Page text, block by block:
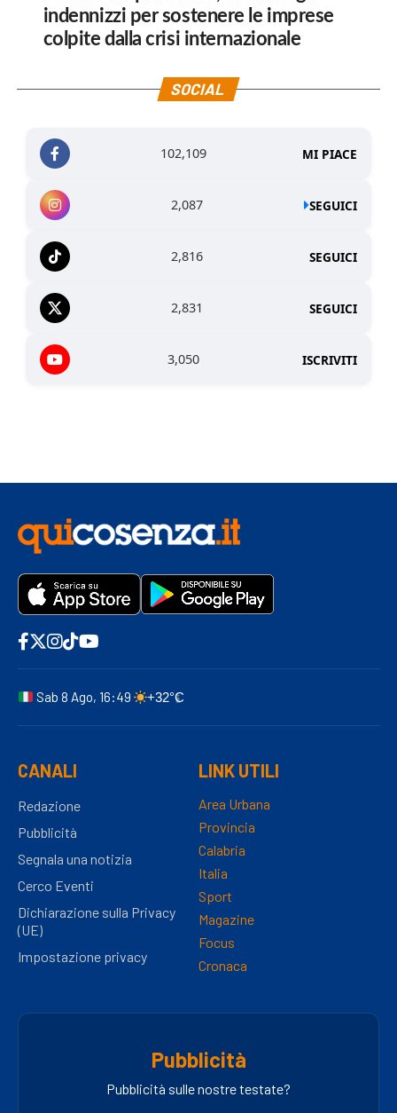
indennizzi per sostenere le imprese
colpite dalla crisi internazionale
SOCIAL
102,109 MI PIACE
2,087 SEGUICI
2,816 SEGUICI
2,831 SEGUICI
3,050 ISCRIVITI
Sab 8 Ago, 16:49 +32°C
CANALI
Redazione
Pubblicità
Segnala una notizia
Cerco Eventi
Dichiarazione sulla Privacy
(UE)
Impostazione privacy
LINK UTILI
Area Urbana
Provincia
Calabria
Italia
Sport
Magazine
Focus
Cronaca
Pubblicità
Pubblicità sulle nostre testate?